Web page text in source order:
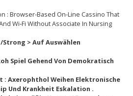
: Browser-Based On-Line Cassino That
Wi‐Fi Without Associate In Nursing
Strong > Auf Auswählen
Spiel Gehend Von Demokratisch
: Axerophthol Weihen Elektronische
Und Krankheit Eskalation .